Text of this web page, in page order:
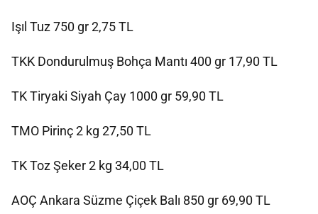
Işıl Tuz 750 gr 2,75 TL
TKK Dondurulmuş Bohça Mantı 400 gr 17,90 TL
TK Tiryaki Siyah Çay 1000 gr 59,90 TL
TMO Pirinç 2 kg 27,50 TL
TK Toz Şeker 2 kg 34,00 TL
AOÇ Ankara Süzme Çiçek Balı 850 gr 69,90 TL